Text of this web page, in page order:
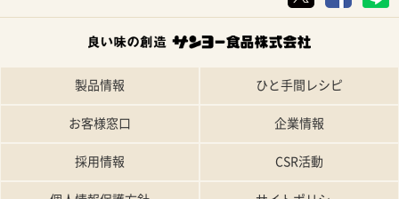
製品情報 ひと手間レシピ
お客様窓口 企業情報
採用情報 CSR活動